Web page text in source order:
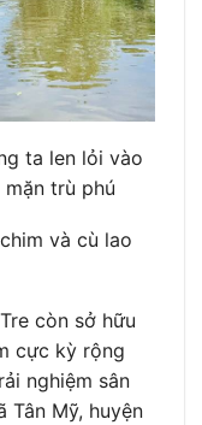
ta len lỏi vào
trù phú
và cù lao
còn sở hữu
cực kỳ rộng
nghiệm sân
Tân Mỹ, huyện